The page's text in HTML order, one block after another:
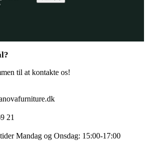
til at kontakte os!
21
Mandag og Onsdag: 15:00-17:00